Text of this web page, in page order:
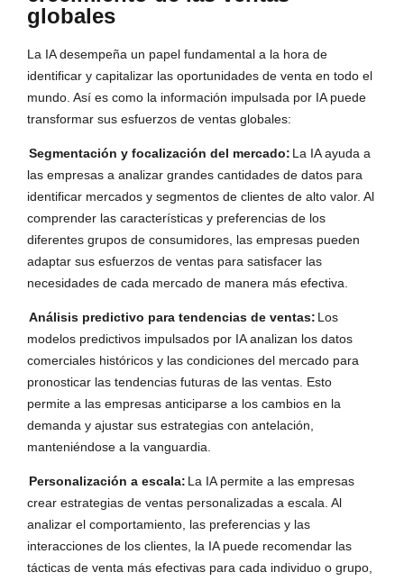
globales
La IA desempeña un papel fundamental a la hora de
identificar y capitalizar las oportunidades de venta en todo el
mundo. Así es como la información impulsada por IA puede
transformar sus esfuerzos de ventas globales:
Segmentación y focalización del mercado: La IA ayuda a
las empresas a analizar grandes cantidades de datos para
identificar mercados y segmentos de clientes de alto valor. Al
comprender las características y preferencias de los
diferentes grupos de consumidores, las empresas pueden
adaptar sus esfuerzos de ventas para satisfacer las
necesidades de cada mercado de manera más efectiva.
Análisis predictivo para tendencias de ventas: Los
modelos predictivos impulsados por IA analizan los datos
comerciales históricos y las condiciones del mercado para
pronosticar las tendencias futuras de las ventas. Esto
permite a las empresas anticiparse a los cambios en la
demanda y ajustar sus estrategias con antelación,
manteniéndose a la vanguardia.
Personalización a escala: La IA permite a las empresas
crear estrategias de ventas personalizadas a escala. Al
analizar el comportamiento, las preferencias y las
interacciones de los clientes, la IA puede recomendar las
tácticas de venta más efectivas para cada individuo o grupo,